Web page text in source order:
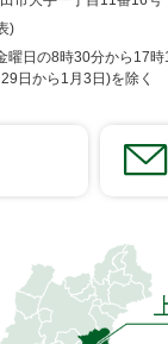
)
曜日の8時30分から17時
日から1月3日)を除く